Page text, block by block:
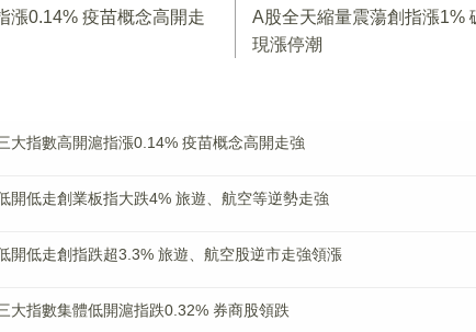
漲0.14% 疫苗概念高開走
A股全天縮量震蕩創指漲1%
現漲停潮
大指數高開滬指漲0.14% 疫苗概念高開走強
開低走創業板指大跌4% 旅遊、航空等逆勢走強
開低走創指跌超3.3% 旅遊、航空股逆市走強領漲
大指數集體低開滬指跌0.32% 券商股領跌